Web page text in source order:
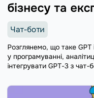
бізнесу та
Чат-боти
Розглянемо, що таке
у програмуванні,
інтегрувати GPT-3 з